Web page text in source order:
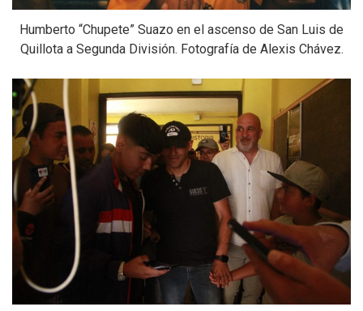
Humberto “Chupete” Suazo en el ascenso de San Luis de
Quillota a Segunda División. Fotografía de Alexis Chávez.